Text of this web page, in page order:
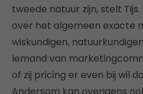
tweede natuur zijn, stelt Tijs.
over het algemeen exacte
wiskundigen,
Iemand van
of zij pricing er even bij wil
Andersom kan overigens